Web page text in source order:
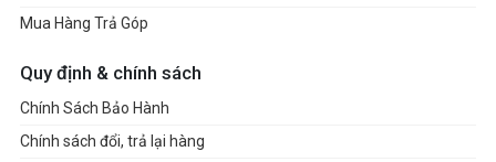
Mua Hàng Trả Góp
Quy định & chính sách
Chính Sách Bảo Hành
Chính sách đổi, trả lại hàng